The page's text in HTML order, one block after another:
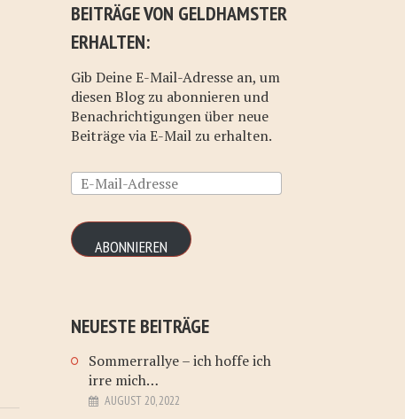
BEITRÄGE VON GELDHAMSTER
ERHALTEN:
Gib Deine E-Mail-Adresse an, um
diesen Blog zu abonnieren und
Benachrichtigungen über neue
Beiträge via E-Mail zu erhalten.
E-
Mail-
Adresse
ABONNIEREN
NEUESTE BEITRÄGE
Sommerrallye – ich hoffe ich
irre mich…
AUGUST 20, 2022